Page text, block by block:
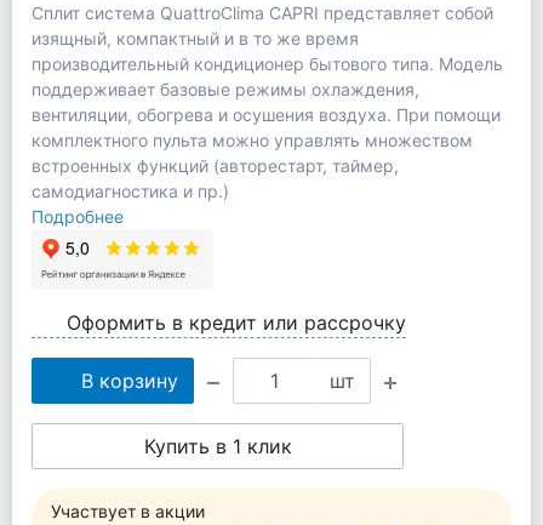
Сплит система QuattroClima CAPRI представляет собой
изящный, компактный и в то же время
производительный кондиционер бытового типа. Модель
поддерживает базовые режимы охлаждения,
вентиляции, обогрева и осушения воздуха. При помощи
комплектного пульта можно управлять множеством
встроенных функций (авторестарт, таймер,
самодиагностика и пр.)
Подробнее
Оформить в кредит или рассрочку
В корзину шт
Купить в 1 клик
Участвует в акции